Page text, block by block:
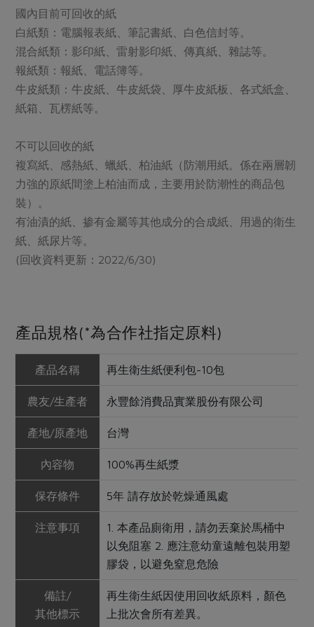
國內目前可回收的紙
白紙類：電腦報表紙、筆記書紙、白色信封等。
混合紙類：影印紙、雷射影印紙、傳真紙、雜誌等。
報紙類：報紙、電話簿等。
牛皮紙類：牛皮紙、牛皮紙袋、厚牛皮紙板、各式紙盒、
紙箱、瓦楞紙等。
不可以回收的紙
複寫紙、感熱紙、蠟紙、柏油紙（防潮用紙。係在兩層韌
力強的原紙間塗上柏油而成，主要用於防潮性的商品包
裝）。
有油漬的紙、掺有金屬等其他成分的合成紙、用過的衛生
紙、紙尿片等。
(回收資料更新：2022/6/30)
產品規格(*為合作社指定原料)
產品名稱 再生衛生紙便利包-10包
農友/生產者 永豐餘消費品實業股份有限公司
產地/原產地 台灣
內容物 100%再生紙漿
保存條件 5年 請存放於乾燥通風處
注意事項
1. 本產品廁衛用，請勿丟棄於馬桶中
以免阻塞 2. 應注意幼童遠離包裝用塑
膠袋，以避免窒息危險
備註/
其他標示
再生衛生紙因使用回收紙原料，顏色
上批次會所有差異。